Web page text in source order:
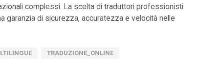
complessi. La scelta di traduttori professionisti
garanzia di sicurezza, accuratezza e velocità nelle
TRADUZIONE_ONLINE